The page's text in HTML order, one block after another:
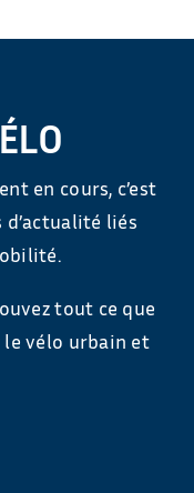
en cours, c’est
d’actualité liés
tout ce que
le vélo urbain et